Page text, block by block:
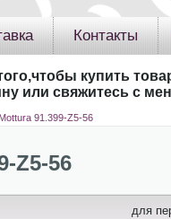
Контакты
купить
или свяжитесь с
91.399-Z5-56
Z5-56
для